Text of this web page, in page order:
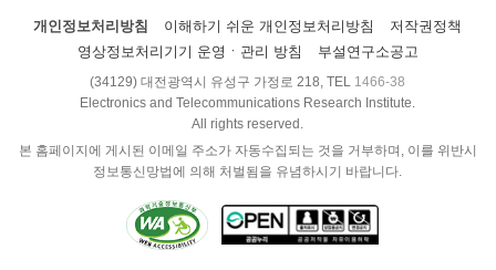
개인정보처리방침 이해하기 쉬운 개인정보처리방침
저작권정책
영상정보처리기기 운영ㆍ관리 방침
부설연구소공고
(34129) 대전광역시 유성구 가정로 218, TEL 1466-38
Electronics and Telecommunications Research Institute.
All rights reserved.
본 홈페이지에 게시된 이메일 주소가 자동수집되는 것을 거부하며, 이를 위반시
정보통신망법에 의해 처벌됨을 유념하시기 바랍니다.